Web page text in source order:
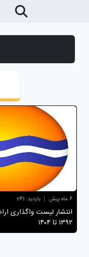
6 ماه پیش | بازدید: 261
انتشار لیست واگذاری
۱۳۹۲ تا ۱۴۰۴